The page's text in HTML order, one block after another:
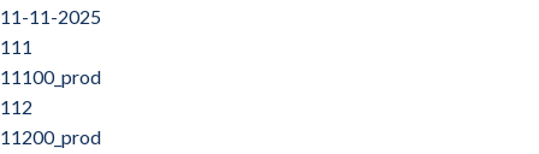
11-11-2025
111
11100_prod
112
11200_prod